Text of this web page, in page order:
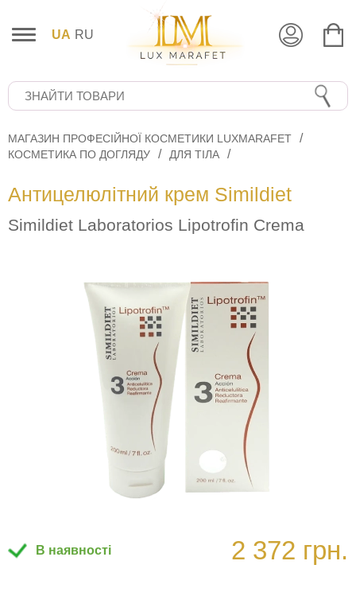
UA RU
МАГАЗИН ПРОФЕСІЙНОЇ КОСМЕТИКИ LUXMARAFET
КОСМЕТИКА ПО ДОГЛЯДУ
ДЛЯ ТІЛА
Антицелюлітний крем Simildiet
Simildiet Laboratorios Lipotrofin Crema
В наявності 2 372 грн.